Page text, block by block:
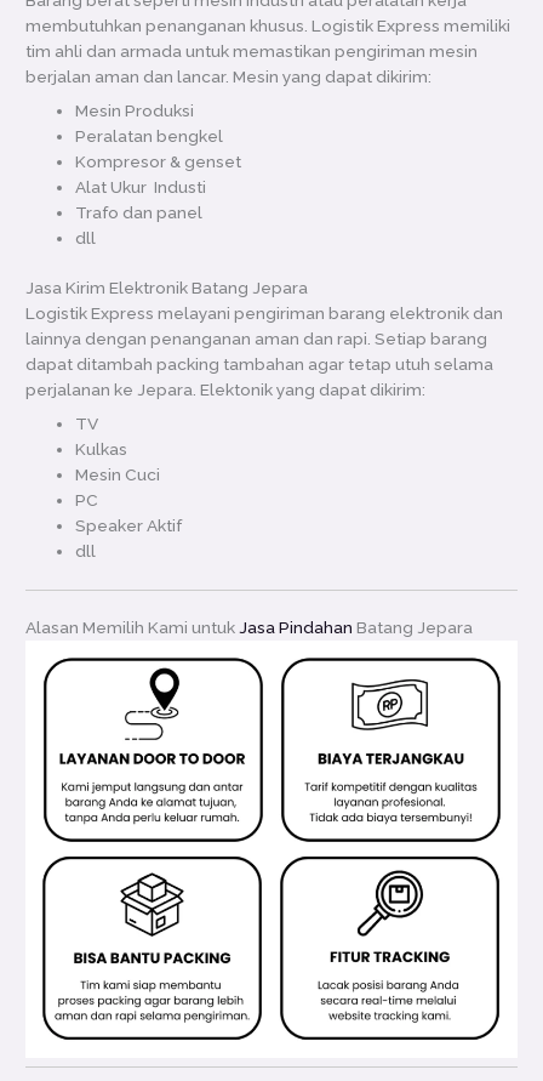
membutuhkan penanganan khusus. Logistik Express memiliki
tim ahli dan armada untuk memastikan pengiriman mesin
berjalan aman dan lancar. Mesin yang dapat dikirim:
Mesin Produksi
Peralatan bengkel
Kompresor & genset
Alat Ukur Industi
Trafo dan panel
dll
Jasa Kirim Elektronik Batang Jepara
Logistik Express melayani pengiriman barang elektronik dan
lainnya dengan penanganan aman dan rapi. Setiap barang
dapat ditambah packing tambahan agar tetap utuh selama
perjalanan ke Jepara. Elektonik yang dapat dikirim:
TV
Kulkas
Mesin Cuci
PC
Speaker Aktif
dll
Alasan Memilih Kami untuk Jasa Pindahan Batang Jepara